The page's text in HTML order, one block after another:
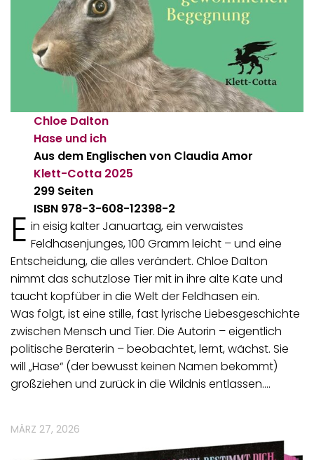
Chloe Dalton
Hase und ich
Aus dem Englischen von Claudia Amor
Klett-Cotta 2025
299 Seiten
ISBN 978-3-608-12398-2
E in eisig kalter Januartag, ein verwaistes
Feldhasenjunges, 100 Gramm leicht – und eine
Entscheidung, die alles verändert. Chloe Dalton
nimmt das schutzlose Tier mit in ihre alte Kate und
taucht kopfüber in die Welt der Feldhasen ein.
Was folgt, ist eine stille, fast lyrische Liebesgeschichte
zwischen Mensch und Tier. Die Autorin – eigentlich
politische Beraterin – beobachtet, lernt, wächst. Sie
will „Hase“ (der bewusst keinen Namen bekommt)
großziehen und zurück in die Wildnis entlassen.…
MÄRZ 27, 2026